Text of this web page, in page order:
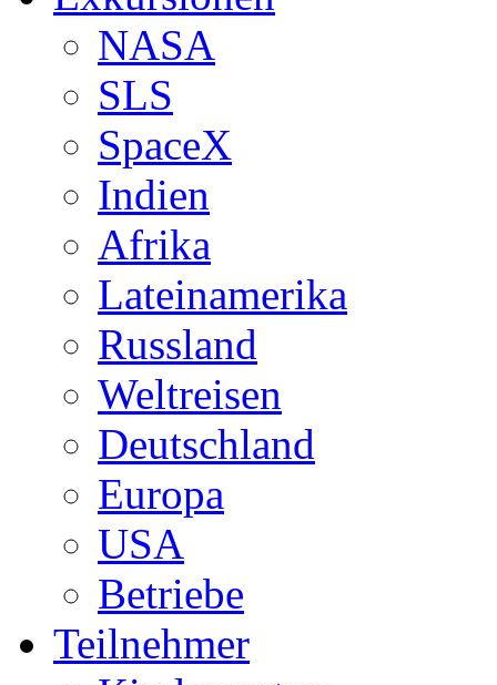
NASA
SLS
SpaceX
Indien
Afrika
Lateinamerika
Russland
Weltreisen
Deutschland
Europa
USA
Betriebe
Teilnehmer